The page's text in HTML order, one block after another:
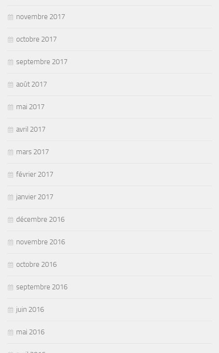
novembre 2017
octobre 2017
septembre 2017
août 2017
mai 2017
avril 2017
mars 2017
février 2017
janvier 2017
décembre 2016
novembre 2016
octobre 2016
septembre 2016
juin 2016
mai 2016